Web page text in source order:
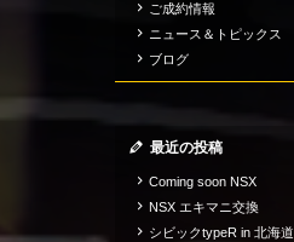
ご成約情報
ニュース＆トピックス
ブログ
最近の投稿
Coming soon NSX
NSX エキマニ交換
シビックtypeR in 北海道